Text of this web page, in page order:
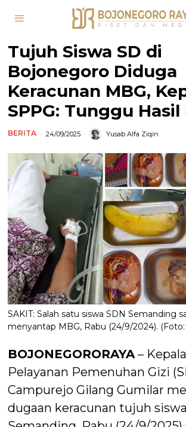
Tujuh Siswa SD di
Bojonegoro Diduga
Keracunan MBG,
SPPG: Tunggu Hasil
BERITA 24/09/2025 Yusab Alfa Ziqin
SAKIT: Salah satu siswa SDN Semanding
menyantap MBG, Rabu (24/9/2024).
BOJONEGORORAYA –
Pelayanan Pemenuhan Gizi
Campurejo Gilang Gumilar
dugaan keracunan tujuh